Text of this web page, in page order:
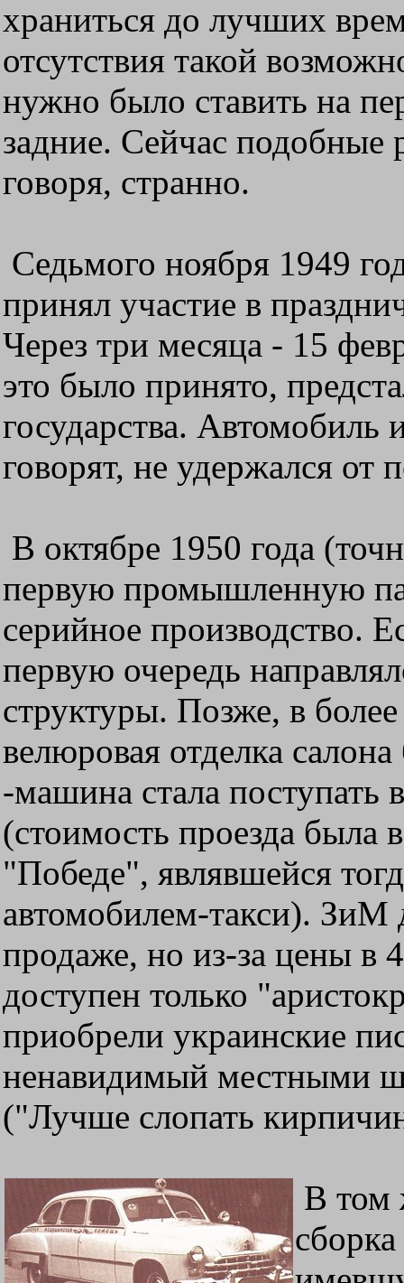
храниться до лучших
отсутствия такой
нужно было ставить на
задние. Сейчас подобные
говоря, странно.
Седьмого ноября 1949
принял участие в
Через три месяца - 15
это было принято,
государства.
говорят, не удержался от
В октябре 1950 года
первую промышленную
серийное производство.
первую очередь
структуры. Позже, в
велюровая отделка
-машина стала поступать
(стоимость проезда была
"Победе", являвшейся
автомобилем-такси). ЗиМ
продаже, но из-за цены в
доступен только
приобрели украинские
ненавидимый местными
("Лучше слопать
В том